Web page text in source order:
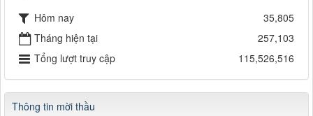
Hôm nay
35,805
Tháng hiện tại
257,103
Tổng lượt truy cập
115,526,516
Thông tin mời thầu